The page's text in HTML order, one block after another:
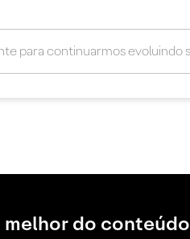
melhor do conteúdo